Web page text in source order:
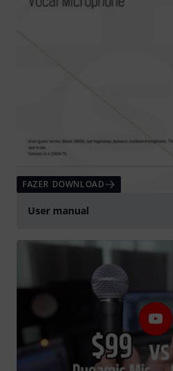
FAZER DOWNLOAD
User manual